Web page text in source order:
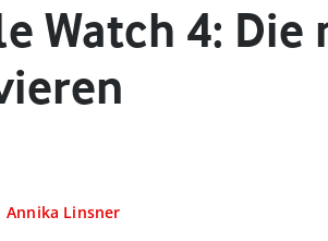
Watch 4:
Annika Linsner